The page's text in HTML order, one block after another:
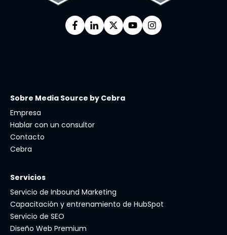
Sobre Media Source by Cebra
Empresa
Hablar con un consultor
Contacto
Cebra
Servicios
Servicio de Inbound Marketing
Capacitación y entrenamiento de HubSpot
Servicio de SEO
Diseño Web Premium